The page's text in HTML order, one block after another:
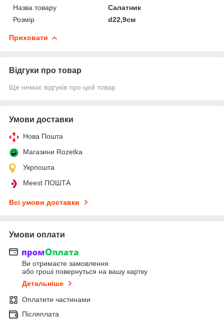
Назва товару
Салатник
Розмір
d22,9см
Приховати
Відгуки про товар
Ще немає відгуків про цей товар
Умови доставки
Нова Пошта
Магазини Rozetka
Укрпошта
Meest ПОШТА
Всі умови доставки
Умови оплати
Ви отримаєте замовлення
або гроші повернуться на вашу картку
Детальніше
Оплатити частинами
Післяплата